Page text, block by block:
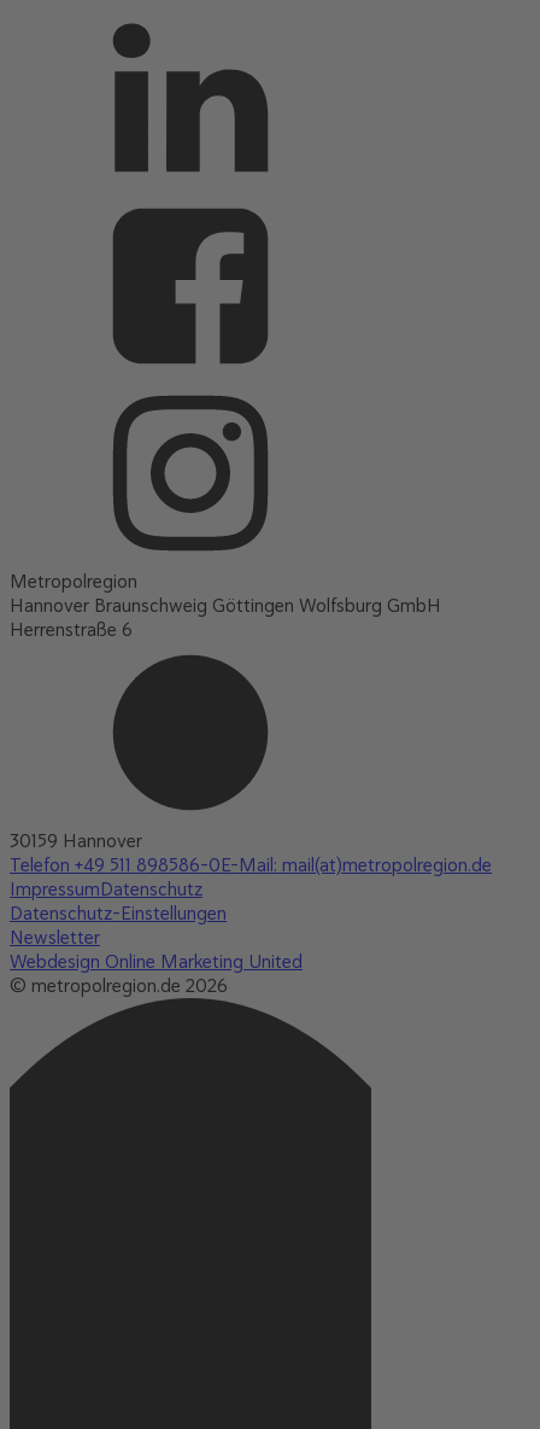
Metropolregion
Hannover Braunschweig Göttingen Wolfsburg GmbH
Herrenstraße 6
30159 Hannover
Telefon +49 511 898586-0E-Mail: mail(at)metropolregion.de
ImpressumDatenschutz
Datenschutz-Einstellungen
Newsletter
Webdesign Online Marketing United
© metropolregion.de 2026